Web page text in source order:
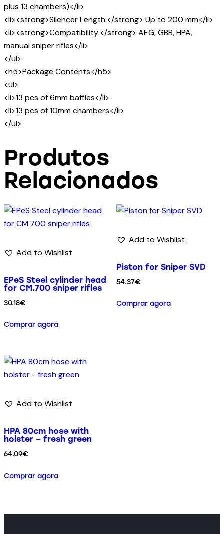
plus 13 chambers)</li>
<li><strong>Silencer Length:</strong> Up to 200 mm</li>
<li><strong>Compatibility:</strong> AEG, GBB, HPA,
manual sniper rifles</li>
</ul>
<h5>Package Contents</h5>
<ul>
<li>13 pcs of 6mm baffles</li>
<li>13 pcs of 10mm chambers</li>
</ul>
Produtos
Relacionados
Add to Wishlist
EPeS Steel cylinder head
for CM.700 sniper rifles
30.18€
Comprar agora
Add to Wishlist
Piston for Sniper SVD
54.37€
Comprar agora
Add to Wishlist
HPA 80cm hose with
holster – fresh green
64.09€
Comprar agora